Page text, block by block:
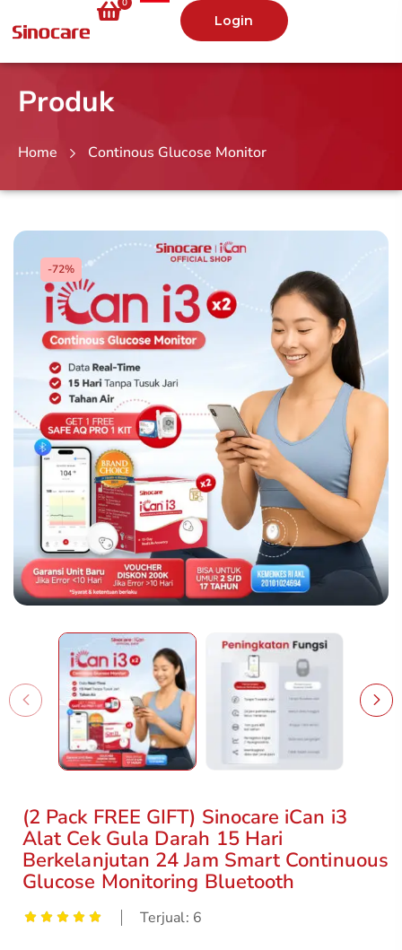
0
Login
Produk
Home Continous Glucose Monitor
-72%
(2 Pack FREE GIFT) Sinocare iCan i3
Alat Cek Gula Darah 15 Hari
Berkelanjutan 24 Jam Smart Continuous
Glucose Monitoring Bluetooth
Terjual: 6